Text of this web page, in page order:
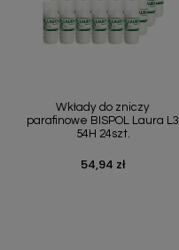
Wkłady do zniczy
parafinowe BISPOL Laura L3
54H 24szt.
Cena
54,94 zł